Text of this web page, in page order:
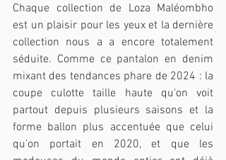
Chaque collection de Loza Maléombho
est un plaisir pour les yeux et la dernière
collection nous a a encore totalement
séduite. Comme ce pantalon en denim
mixant des tendances phare de 2024 : la
coupe culotte taille haute qu'on voit
partout depuis plusieurs saisons et la
forme ballon plus accentuée que celui
qu'on portait en 2020, et que les